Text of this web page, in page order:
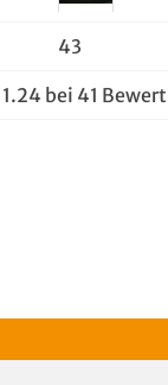
43
1.24 bei 41